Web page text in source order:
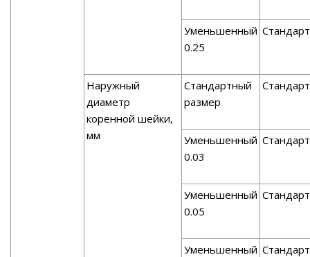
Уменьшенный
0.25
Стандарт
Наружный
диаметр
коренной шейки,
мм
Стандартный
размер
Стандарт
Уменьшенный
0.03
Стандарт
Уменьшенный
0.05
Стандарт
Уменьшенный Стандарт